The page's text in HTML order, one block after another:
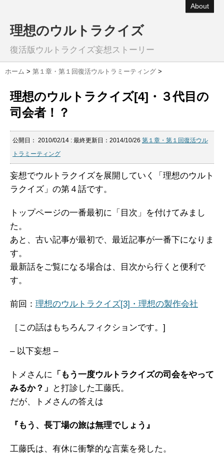
About
理想のウルトラクイズ
復活版ウルトラクイズ妄想ストーリー
ホーム > 第１章・第１回復活ウルトラミーティング >
理想のウルトラクイズ[4]・３代目の
司会者！？
公開日： 2010/02/14 : 最終更新日：2014/10/26 第１章・第１回復活ウル
トラミーティング
妄想でウルトラクイズを展開していく「理想のウルト
ラクイズ」の第４話です。
トップページの一番最初に「目次」を付けてみまし
た。
あと、古い記事が最初で、最近記事が一番下になりま
す。
最新話をご覧になる場合は、目次から行くと便利で
す。
前回： 理想のウルトラクイズ[3]・理想の製作会社
［この話はもちろんフィクションです。]
– 以下妄想 –
トメさんに 「もう一度ウルトラクイズの司会をやって
みるか？」
と打診した工藤氏。
だが、トメさんの答えは
『もう、長丁場の旅は無理でしょう』
工藤氏は、有休に衝撃的な言葉を発した。